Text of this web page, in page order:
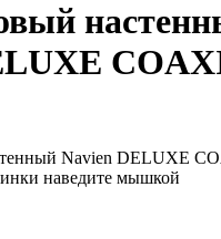
наведите мышкой